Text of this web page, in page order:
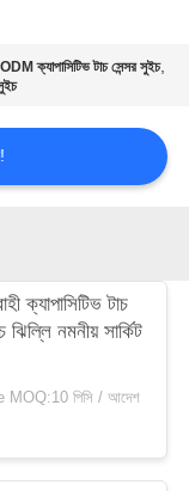
ODM ক্যাপাসিটিভ টাচ সেন্সর সুইচ,
ক্যাপাসিটিভ টাচ
ঝিল্লি নমনীয় সার্কিট
MOQ:10 পিসি / আদেশ